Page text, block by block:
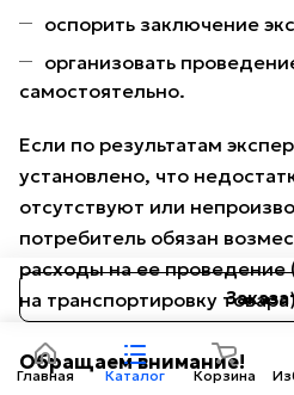
оспорить заключение
организовать
самостоятельно.
Если по результатам
установлено, что
отсутствуют или
потребитель обязан
расходы на ее проведение
на транспортировку
Обращаем внимание!
Главная Каталог Корзина